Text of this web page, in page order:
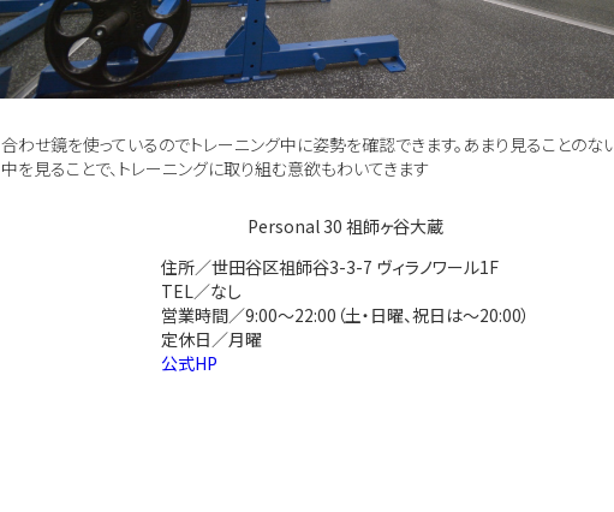
合わせ鏡を使っているのでトレーニング中に姿勢を確認できます。あまり見ることのな
中を見ることで、トレーニングに取り組む意欲もわいてきます
Personal 30 祖師ヶ谷大蔵
住所／世田谷区祖師谷3-3-7 ヴィラノワール1F
TEL／なし
営業時間／9:00～22:00（土・日曜、祝日は～20:00）
定休日／月曜
公式HP